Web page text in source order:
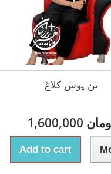
تن پوش کلاغ
تومان
Add to cart